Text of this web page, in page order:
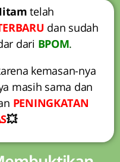
telah
dan sudah
dari BPOM.
kemasan-nya
masih sama dan
PENINGKATAN
💥